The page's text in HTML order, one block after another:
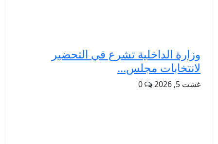
وزارة الداخلية تشرع في التحضير
لانتخابات مجلس...
غشت 5, 2026 0